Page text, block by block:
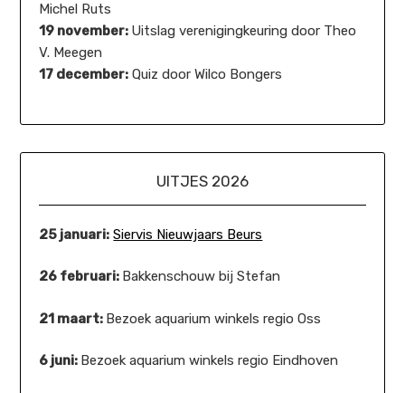
Michel Ruts
19 november: Uitslag verenigingkeuring door Theo
V. Meegen
17 december: Quiz door Wilco Bongers
UITJES 2026
25 januari: Siervis Nieuwjaars Beurs
26 februari: Bakkenschouw bij Stefan
21 maart: Bezoek aquarium winkels regio Oss
6 juni: Bezoek aquarium winkels regio Eindhoven